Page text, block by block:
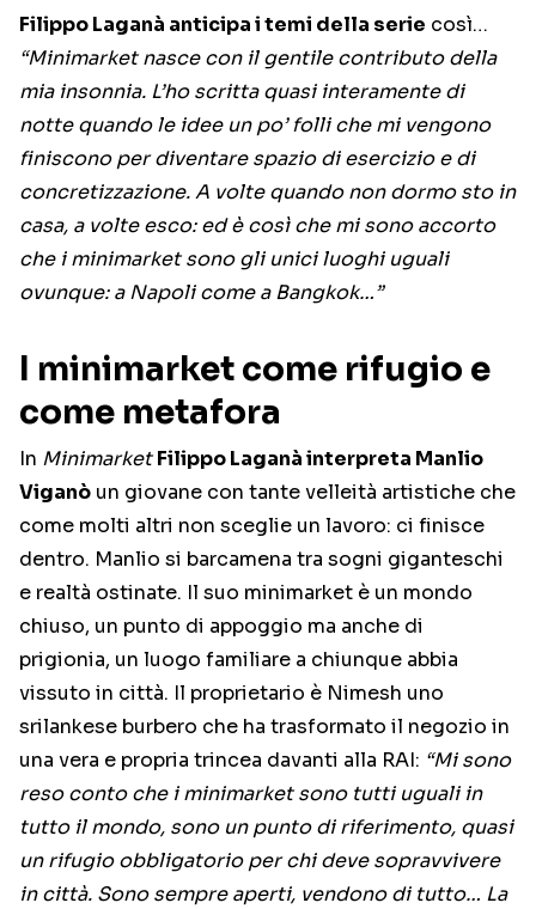
Filippo Laganà anticipa i temi della serie così…
“Minimarket nasce con il gentile contributo della
mia insonnia. L’ho scritta quasi interamente di
notte quando le idee un po’ folli che mi vengono
finiscono per diventare spazio di esercizio e di
concretizzazione. A volte quando non dormo sto in
casa, a volte esco: ed è così che mi sono accorto
che i minimarket sono gli unici luoghi uguali
ovunque: a Napoli come a Bangkok…”
I minimarket come rifugio e
come metafora
In Minimarket Filippo Laganà interpreta Manlio
Viganò un giovane con tante velleità artistiche che
come molti altri non sceglie un lavoro: ci finisce
dentro. Manlio si barcamena tra sogni giganteschi
e realtà ostinate. Il suo minimarket è un mondo
chiuso, un punto di appoggio ma anche di
prigionia, un luogo familiare a chiunque abbia
vissuto in città. Il proprietario è Nimesh uno
srilankese burbero che ha trasformato il negozio in
una vera e propria trincea davanti alla RAI: “Mi sono
reso conto che i minimarket sono tutti uguali in
tutto il mondo, sono un punto di riferimento, quasi
un rifugio obbligatorio per chi deve sopravvivere
in città. Sono sempre aperti, vendono di tutto… La